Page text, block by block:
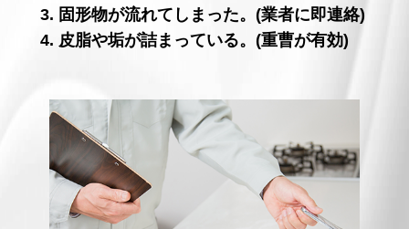
3. 固形物が流れてしまった。(業者に即連絡)
4. 皮脂や垢が詰まっている。(重曹が有効)